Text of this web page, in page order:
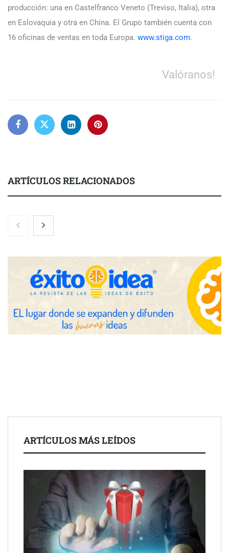
producción: una en Castelfranco Veneto (Treviso, Italia), otra
en Eslovaquia y otra en China. El Grupo también cuenta con
16 oficinas de ventas en toda Europa. www.stiga.com.
Valóranos!
ARTÍCULOS RELACIONADOS
Nicols presenta seis modelos de anillos de compromiso para el
eclipse solar del 12 de agosto
Zoomex mejora su Strategy Center con herramientas
avanzadas para trading estratégico
COMPALISS de LYSOTRIC: cuando un solo producto multiplica
las posibilidades del salón profesional
Schaeffler mejora su rentabilidad en el primer semestre de 2026
ARTÍCULOS MÁS LEÍDOS